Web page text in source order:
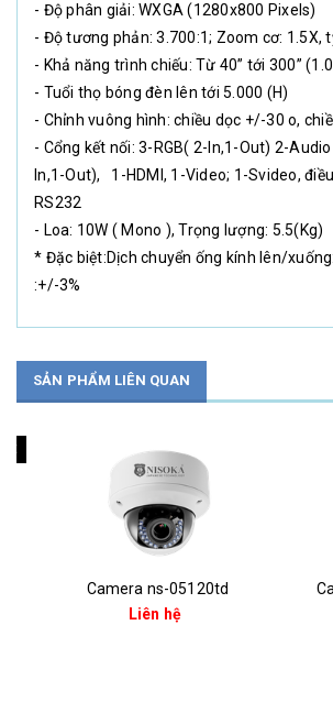
- Độ phân giải: WXGA (1280x800 Pixels)
- Độ tương phản: 3.700:1; Zoom cơ: 1.5X,
- Khả năng trình chiếu: Từ 40” tới 300”
- Tuổi thọ bóng đèn lên tới 5.000 (H)
- Chỉnh vuông hình: chiều dọc +/-30 o,
- Cổng kết nối: 3-RGB( 2-In,1-Out) 2-
In,1-Out), 1-HDMI, 1-Video; 1-Svideo,
RS232
- Loa: 10W ( Mono ), Trọng lượng: 5.5(Kg)
* Đặc biệt:Dịch chuyển ống kính lên/
:+/-3%
SẢN PHẨM LIÊN QUAN
Camera ns-05120td
Liên hệ